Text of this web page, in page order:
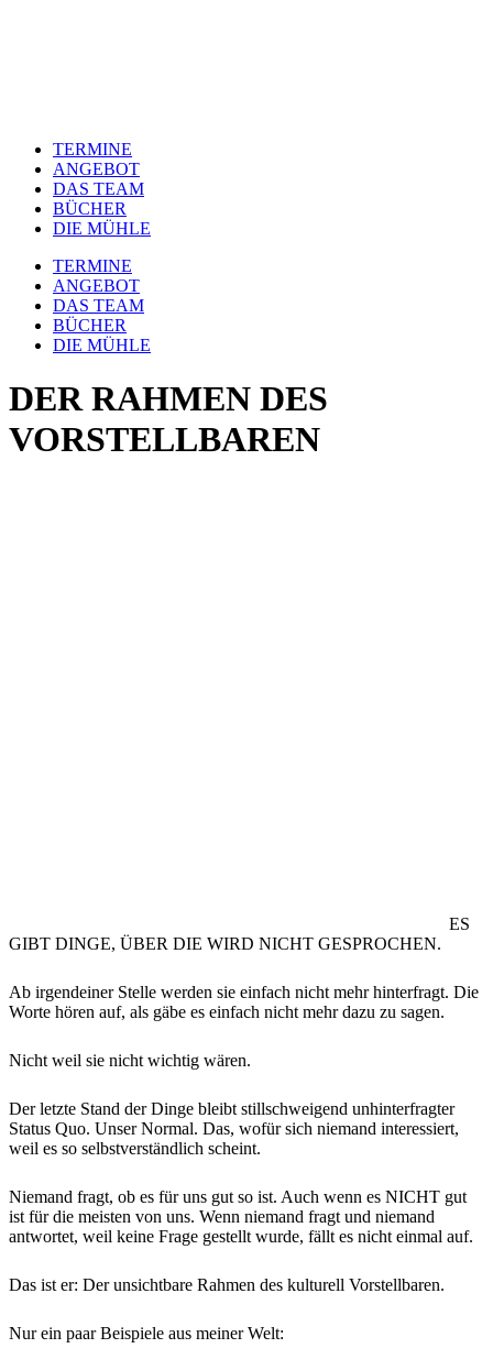
TERMINE
ANGEBOT
DAS TEAM
BÜCHER
DIE MÜHLE
TERMINE
ANGEBOT
DAS TEAM
BÜCHER
DIE MÜHLE
DER RAHMEN DES
VORSTELLBAREN
ES
GIBT DINGE, ÜBER DIE WIRD NICHT GESPROCHEN.
Ab irgendeiner Stelle werden sie einfach nicht mehr hinterfragt. Die
Worte hören auf, als gäbe es einfach nicht mehr dazu zu sagen.
Nicht weil sie nicht wichtig wären.
Der letzte Stand der Dinge bleibt stillschweigend unhinterfragter
Status Quo. Unser Normal. Das, wofür sich niemand interessiert,
weil es so selbstverständlich scheint.
Niemand fragt, ob es für uns gut so ist. Auch wenn es NICHT gut
ist für die meisten von uns. Wenn niemand fragt und niemand
antwortet, weil keine Frage gestellt wurde, fällt es nicht einmal auf.
Das ist er: Der unsichtbare Rahmen des kulturell Vorstellbaren.
Nur ein paar Beispiele aus meiner Welt: